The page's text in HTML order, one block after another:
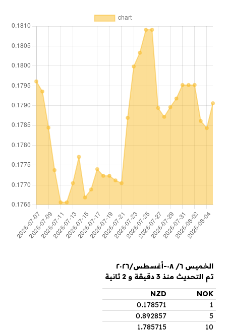
الخميس ٦/ ٠٨-أغسطس/٢٠٢٦
تم التحديث منذ 3 دقيقة و 2 ثانية
NOK
NZD
1
0.178571
5
0.892857
10
1.785715